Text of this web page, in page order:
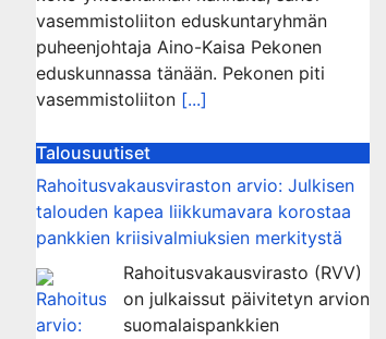
vasemmistoliiton eduskuntaryhmän
puheenjohtaja Aino-Kaisa Pekonen
eduskunnassa tänään. Pekonen piti
vasemmistoliiton [...]
Talousuutiset
Rahoitusvakausviraston arvio: Julkisen
talouden kapea liikkumavara korostaa
pankkien kriisivalmiuksien merkitystä
Rahoitusvakausvirasto (RVV)
on julkaissut päivitetyn arvion
suomalaispankkien